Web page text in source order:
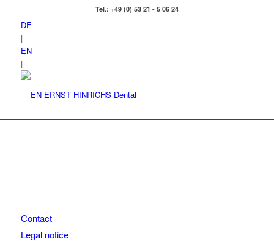
Tel.: +49 (0) 53 21 - 5 06 24
DE
|
EN
|
Contact
Legal notice